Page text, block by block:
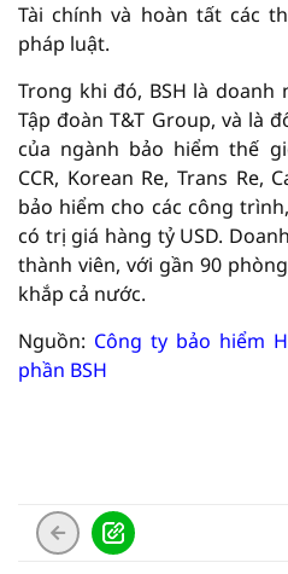
Tài chính và hoàn tất các
pháp luật.
Trong khi đó, BSH là
Tập đoàn T&T Group, và là
của ngành bảo hiểm thế
CCR, Korean Re, Trans Re,
bảo hiểm cho các công
có trị giá hàng tỷ USD.
thành viên, với gần 90
khắp cả nước.
Nguồn: Công ty bảo hiểm
phần BSH